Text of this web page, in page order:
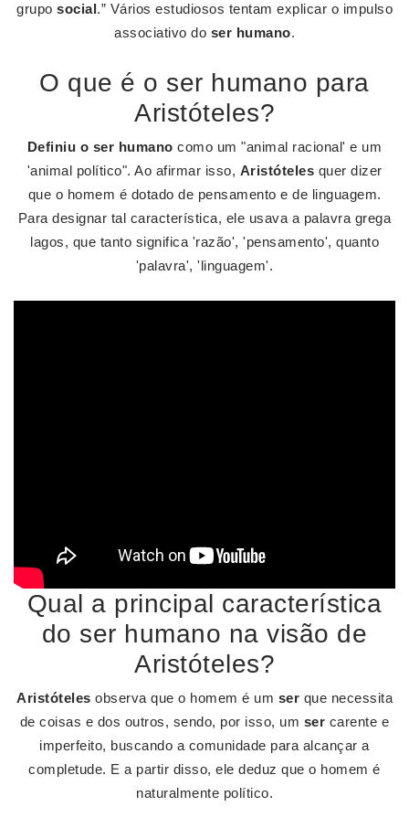
grupo social.” Vários estudiosos tentam explicar o impulso
associativo do ser humano.
O que é o ser humano para
Aristóteles?
Definiu o ser humano como um "animal racional' e um
'animal político". Ao afirmar isso, Aristóteles quer dizer
que o homem é dotado de pensamento e de linguagem.
Para designar tal característica, ele usava a palavra grega
lagos, que tanto significa 'razão', 'pensamento', quanto
'palavra', 'linguagem'.
Qual a principal característica
do ser humano na visão de
Aristóteles?
Aristóteles observa que o homem é um ser que necessita
de coisas e dos outros, sendo, por isso, um ser carente e
imperfeito, buscando a comunidade para alcançar a
completude. E a partir disso, ele deduz que o homem é
naturalmente político.